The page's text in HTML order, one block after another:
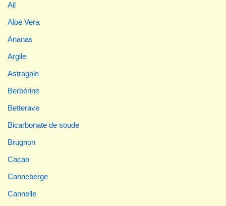
Ail
Aloe Vera
Ananas
Argile
Astragale
Berbérine
Betterave
Bicarbonate de soude
Brugnon
Cacao
Canneberge
Cannelle